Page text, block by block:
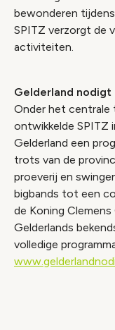
bewonderen
SPITZ verzorgt de
activiteiten.
Gelderland nodigt
Onder het centrale
ontwikkelde SPITZ
Gelderland een
trots van de
proeverij en
bigbands tot een
de Koning
Gelderlands
volledige